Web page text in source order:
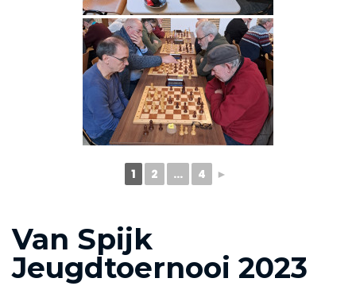
1 2 ... 4 ►
Van Spijk
Jeugdtoernooi 2023